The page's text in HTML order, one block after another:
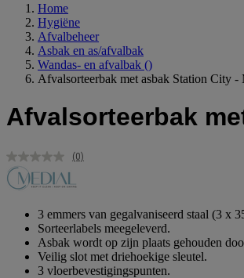
Home
Hygiëne
Afvalbeheer
Asbak en as/afvalbak
Wandas- en afvalbak ()
Afvalsorteerbak met asbak Station City -
Afvalsorteerbak
Geen
Dezelfde
(0)
3 emmers van gegalvaniseerd staal (3 x
Sorteerlabels meegeleverd.
Asbak wordt op zijn plaats gehouden
Veilig slot met driehoekige sleutel.
3 vloerbevestigingspunten.